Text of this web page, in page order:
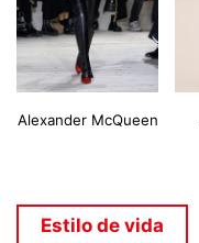
Alexander McQueen
Estilo de vida